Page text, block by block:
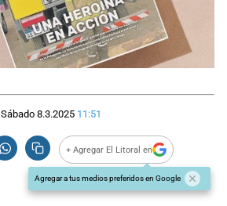
Sábado 8.3.2025 11:51
+ Agregar El Litoral en
Agregar a tus medios preferidos en Google